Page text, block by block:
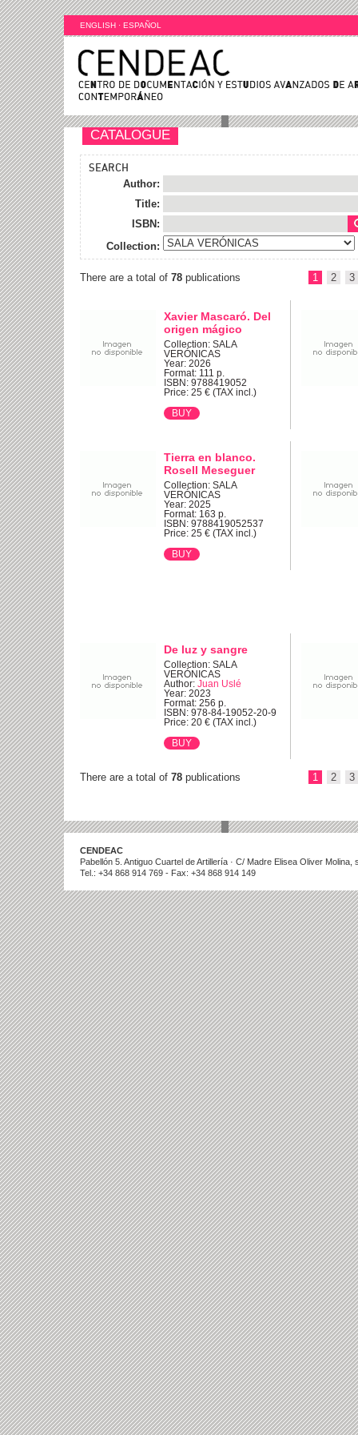
ENGLISH · ESPAÑOL
CATALOGUE
SEARCH
Author:
Title:
ISBN:
Collection:
There are a total of 78 publications 1 2 3
Xavier Mascaró. Del
origen mágico
Collection: SALA
VERÓNICAS
Year: 2026
Format: 111 p.
ISBN: 9788419052
Price: 25 € (TAX incl.)
Tierra en blanco.
Rosell Meseguer
Collection: SALA
VERÓNICAS
Year: 2025
Format: 163 p.
ISBN: 9788419052537
Price: 25 € (TAX incl.)
De luz y sangre
Collection: SALA
VERÓNICAS
Author: Juan Uslé
Year: 2023
Format: 256 p.
ISBN: 978-84-19052-20-9
Price: 20 € (TAX incl.)
There are a total of 78 publications 1 2 3
CENDEAC
Pabellón 5. Antiguo Cuartel de Artillería · C/ Madre Elisea Oliver
Tel.: +34 868 914 769 - Fax: +34 868 914 149